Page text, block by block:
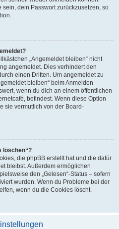
dein Passwort zurückzusetzen, so
„Angemeldet bleiben“ nicht
angemeldet. Dies verhindert den
einen Dritten. Um angemeldet zu
bleiben“ beim Anmelden
wenn du dich an einem öffentlichen
befindest. Wenn diese Option
sie vermutlich von der Board-
löschen“?
die phpBB erstellt hat und die dafür
bleibst. Außerdem ermöglichen
den „Gelesen“-Status – sofern
wurden. Wenn du Probleme bei der
wenn du die Cookies löscht.